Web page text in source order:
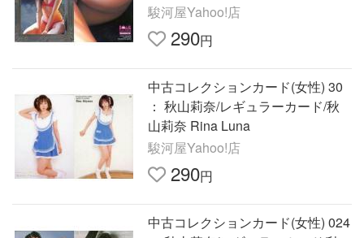
D LIM
駿河屋Yahoo!店
290円
中古コレクションカード(女性) 30
： 秋山莉奈/レギュラーカード/秋
山莉奈 Rina Luna
駿河屋Yahoo!店
290円
中古コレクションカード(女性) 024